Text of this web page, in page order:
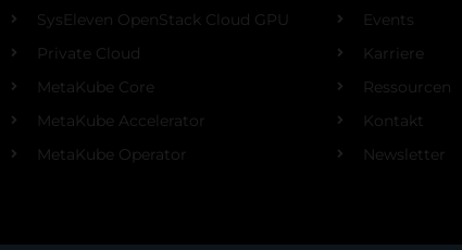
SysEleven OpenStack Cloud GPU
Private Cloud
MetaKube Core
MetaKube Accelerator
MetaKube Operator
Events
Karriere
Ressourcen
Kontakt
Newsletter